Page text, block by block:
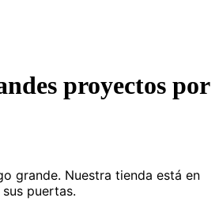
proyectos por
grande. Nuestra tienda está en
puertas.